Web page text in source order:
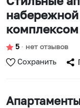
комплексом
5 ∙ нет отзывов
Сохранить